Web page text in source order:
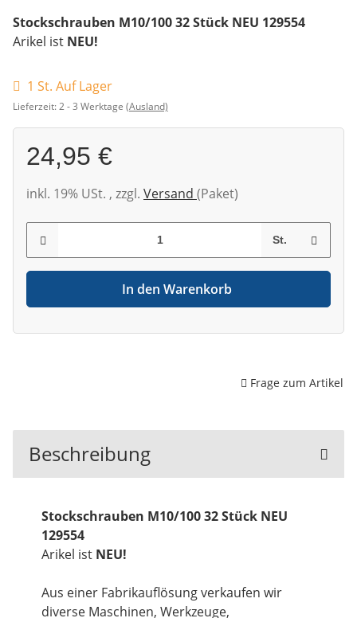
Stockschrauben M10/100 32 Stück NEU 129554
Arikel ist NEU!
1 St. Auf Lager
Lieferzeit:2 - 3 Werktage (Ausland)
24,95 €
inkl. 19% USt. , zzgl. Versand (Paket)
St.
In den Warenkorb
Frage zum Artikel
Beschreibung
Stockschrauben M10/100 32 Stück NEU
129554
Arikel ist NEU!
Aus einer Fabrikauflösung verkaufen wir
diverse Maschinen, Werkzeuge,